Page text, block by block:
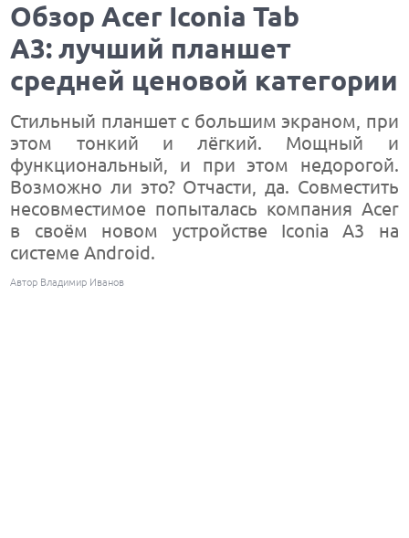
Обзор Acer Iconia Tab
A3: лучший планшет
средней ценовой категории
Стильный планшет с большим экраном, при
этом тонкий и лёгкий. Мощный и
функциональный, и при этом недорогой.
Возможно ли это? Отчасти, да. Совместить
несовместимое попыталась компания Acer
в своём новом устройстве Iconia A3 на
системе Android.
Автор Владимир Иванов